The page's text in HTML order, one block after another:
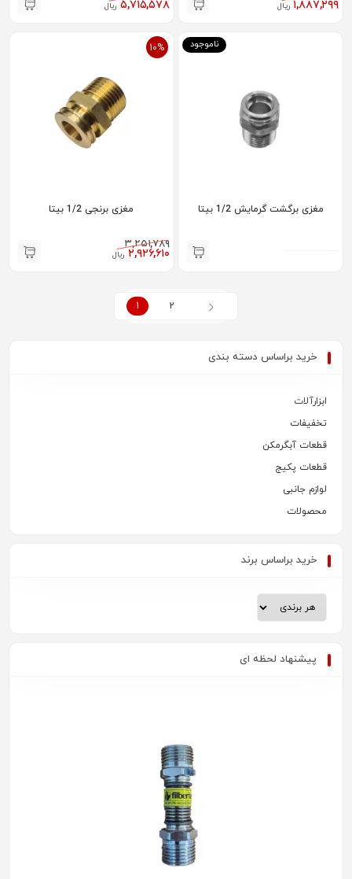
۱,۸۸۷,۲۹۹ ریال ۵,۷۱۵,۵۷۸ ریال
ناموجود
مغزی برگشت گرمایش 1/2 بیتا
10%
مغزی برنجی 1/2 بیتا
۳,۲۵۱,۷۸۹
۲,۹۲۶,۶۱۰ ریال
1 2
خرید براساس دسته بندی
ابزارآلات
تخفیفات
قطعات آبگرمکن
قطعات پکیج
لوازم جانبی
محصولات
خرید براساس برند
پیشنهاد لحظه ای